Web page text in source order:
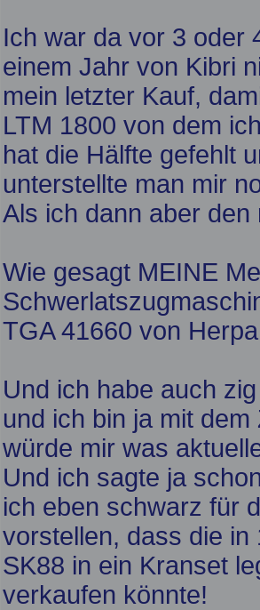
Ich war da vor 3 oder
einem Jahr von Kibri
mein letzter Kauf,
LTM 1800 von dem
hat die Hälfte gefehlt
unterstellte man mir
Als ich dann aber den
Wie gesagt MEINE
TGA 41660 von
Und ich habe auch
und ich bin ja mit
würde mir was
Und ich sagte ja
ich eben schwarz für
vorstellen, dass die
SK88 in ein Kranset
verkaufen könnte!